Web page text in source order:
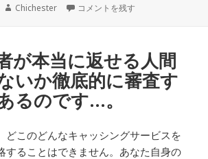
作
Chichester 色々な消費者金融を一覧にまとめ
コメントを残す
が本当に返せる人間
いか徹底的に審査す
るのです…。
どこのどんなキャッシングサービスを
することはできません。あなた自身の